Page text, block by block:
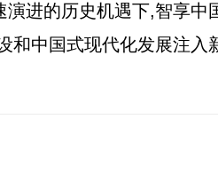
进的历史机遇下,智享
中国式现代化发展注入